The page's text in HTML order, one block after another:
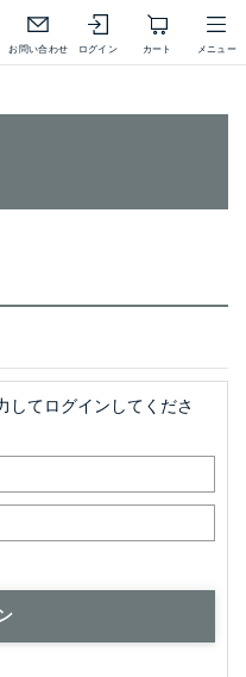
お問い合わせ ログイン カート メニュー
検索 詳細検索
してログインしてくださ